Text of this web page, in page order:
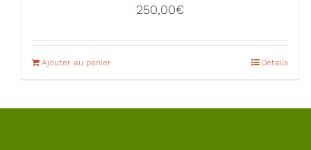
250,00€
Ajouter au panier Détails